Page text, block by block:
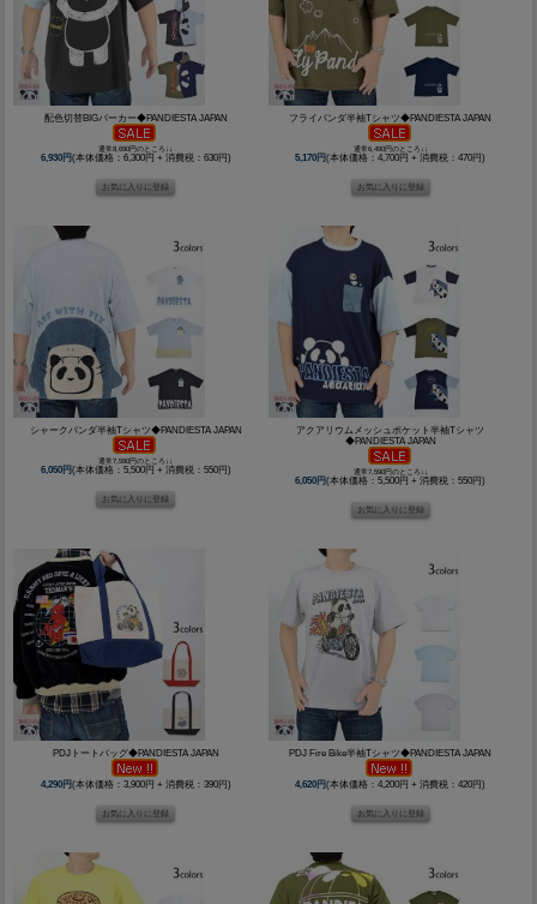
配色切替BIGパーカー◆PANDIESTA JAPAN
通常8,690円のところ↓↓
6,930円(本体価格：6,300円 + 消費税：630円)
フライパンダ半袖Tシャツ◆PANDIESTA JAPAN
通常6,490円のところ↓↓
5,170円(本体価格：4,700円 + 消費税：470円)
シャークパンダ半袖Tシャツ◆PANDIESTA JAPAN
通常7,590円のところ↓↓
6,050円(本体価格：5,500円 + 消費税：550円)
アクアリウムメッシュポケット半袖Tシャツ
◆PANDIESTA JAPAN
通常7,590円のところ↓↓
6,050円(本体価格：5,500円 + 消費税：550円)
PDJトートバッグ◆PANDIESTA JAPAN
4,290円(本体価格：3,900円 + 消費税：390円)
PDJ Fire Bike半袖Tシャツ◆PANDIESTA JAPAN
4,620円(本体価格：4,200円 + 消費税：420円)